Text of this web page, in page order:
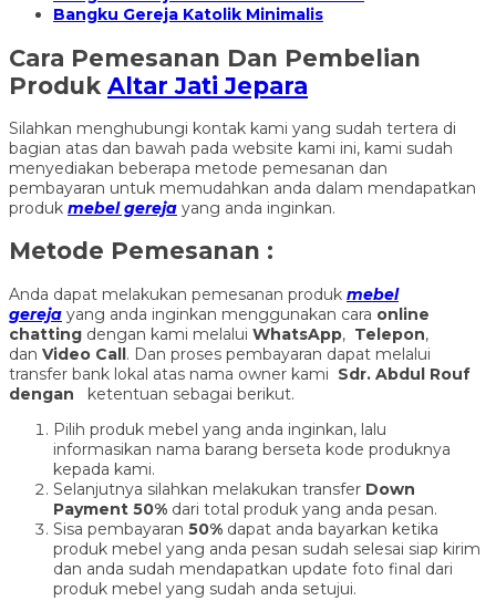
Bangku Gereja Katolik Minimalis
Cara Pemesanan Dan Pembelian
Produk Altar Jati Jepara
Silahkan menghubungi kontak kami yang sudah tertera di
bagian atas dan bawah pada website kami ini, kami sudah
menyediakan beberapa metode pemesanan dan
pembayaran untuk memudahkan anda dalam mendapatkan
produk mebel gereja yang anda inginkan.
Metode Pemesanan :
Anda dapat melakukan pemesanan produk mebel
gereja yang anda inginkan menggunakan cara online
chatting dengan kami melalui WhatsApp, Telepon,
dan Video Call. Dan proses pembayaran dapat melalui
transfer bank lokal atas nama owner kami Sdr. Abdul Rouf
dengan ketentuan sebagai berikut.
Pilih produk mebel yang anda inginkan, lalu
informasikan nama barang berseta kode produknya
kepada kami.
Selanjutnya silahkan melakukan transfer Down
Payment 50% dari total produk yang anda pesan.
Sisa pembayaran 50% dapat anda bayarkan ketika
produk mebel yang anda pesan sudah selesai siap kirim
dan anda sudah mendapatkan update foto final dari
produk mebel yang sudah anda setujui.